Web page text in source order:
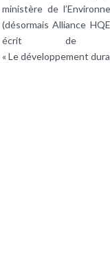
ministère de
(désormais Alliance
écrit de
« Le développement